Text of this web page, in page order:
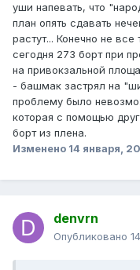
уши напевать, что
план опять сдавать
растут... Конечно не
сегодня 273 борт при
на привокзальной
- башмак застрял на
проблему было
которая с помощью
борт из плена.
Изменено 14 января,
denvrn
Опубликовано